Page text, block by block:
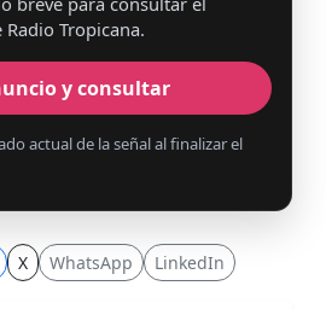
Tropicana.
y consultar
actual de la señal al finalizar el
X WhatsApp LinkedIn